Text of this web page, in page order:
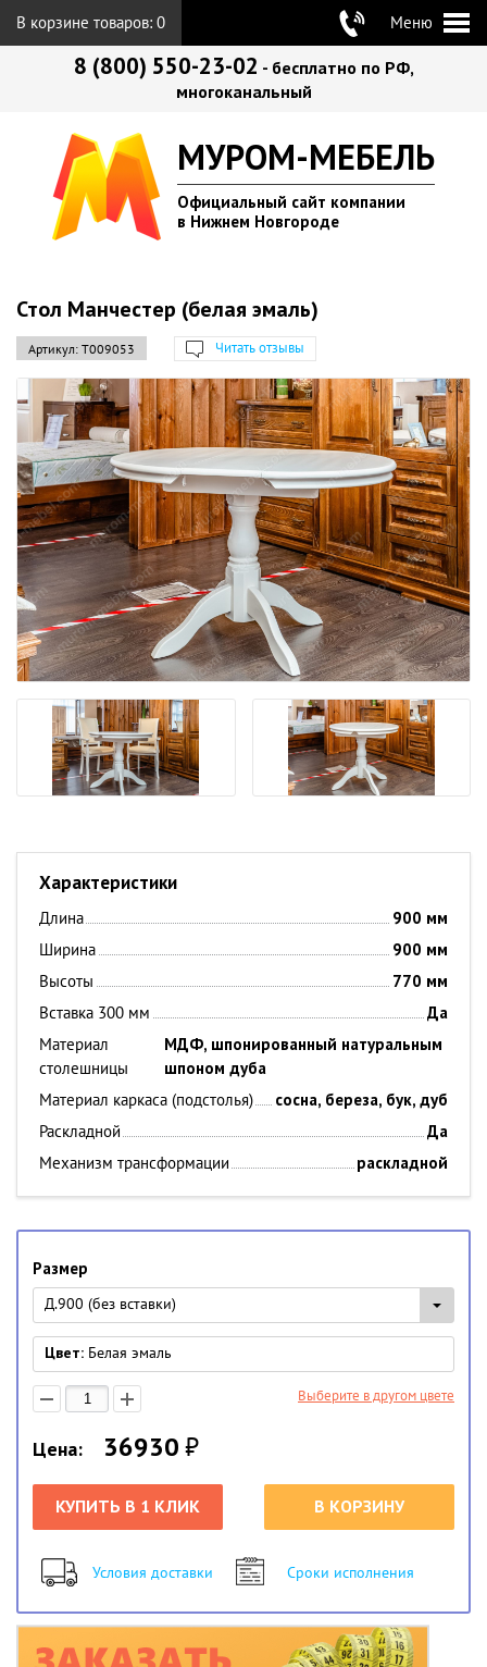
В корзине товаров: 0 Меню
8 (800) 550-23-02 - бесплатно по РФ,
многоканальный
МУРОМ-МЕБЕЛЬ
Официальный сайт компании
в Нижнем Новгороде
Стол Манчестер (белая эмаль)
Артикул: Т009053 Читать отзывы
Характеристики
Длина 900 мм
Ширина
900 мм
Высоты
770 мм
Вставка 300 мм
Да
Материал
столешницы
МДФ, шпонированный натуральным
шпоном дуба
Материал каркаса (подстолья)
сосна, береза, бук, дуб
Раскладной
Да
Механизм трансформации
раскладной
Размер
Д.900 (без вставки)
Цвет: Белая эмаль
Выберите в другом цвете
Цена: 36930₽
КУПИТЬ В 1 КЛИК В КОРЗИНУ
Условия доставки Сроки исполнения